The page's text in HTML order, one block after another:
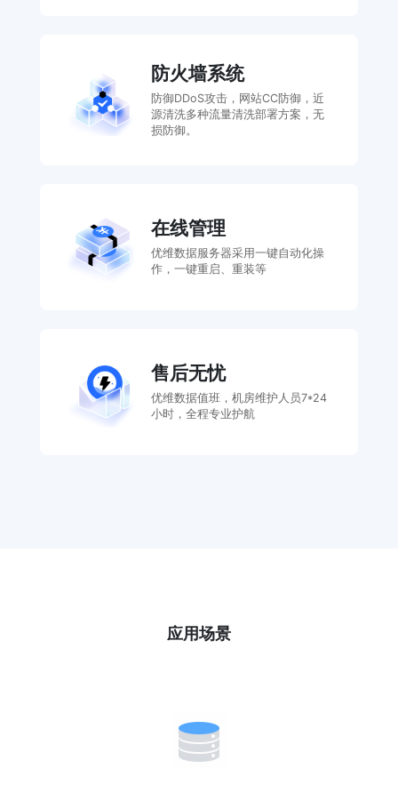
防火墙系统
防御DDoS攻击，网站CC防御，近
源清洗多种流量清洗部署方案，无
损防御。
在线管理
优维数据服务器采用一键自动化操
作，一键重启、重装等
售后无忧
优维数据值班，机房维护人员7*24
小时，全程专业护航
应用场景